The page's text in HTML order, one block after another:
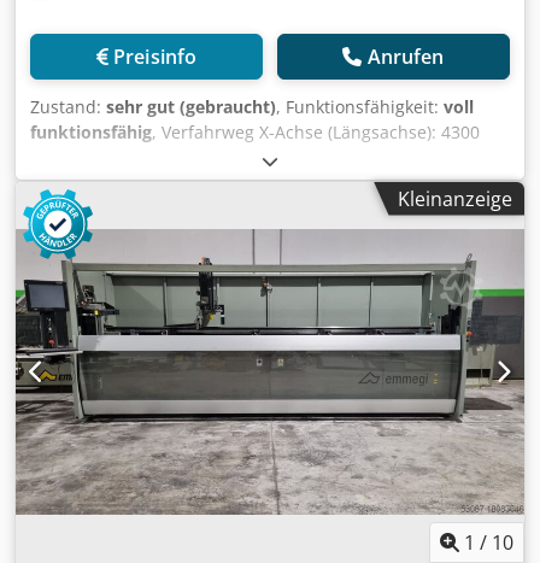
Preisinfo Anrufen
Zustand: sehr gut (gebraucht), Funktionsfähigkeit: voll
funktionsfähig, Verfahrweg X-Achse (Längsachse): 4300
mm Verfahrweg Y-Achse (Querachse): 270 mm Verfahrweg
Z-Achse (Vertikalachse): 300 mm Elektrospindel 1 HSD –
max. 18.000 U/min – Leistung 5,5 kW Werkzeugmagazin-
Kapazität: 4 Winkelgetriebe für Seitenbearbeitung Anzahl
der Spannvorrichtungen: 4 Credpfsy Drzhox Ai Iof
Automatische Positionierung der Spannvorrichtungen
Gewicht: 1.950 kg
Kleinanzeige
1 / 10